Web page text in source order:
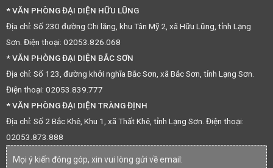
* VĂN PHÒNG ĐẠI DIỆN HỮU LŨNG
Địa chỉ: Số 230 đường Chi lăng, khu Tân Mỹ 2, xã Hữu Lũng, tỉnh Lạng
Sơn. Điện thoại: 02053.826.068
* VĂN PHÒNG ĐẠI DIỆN BẮC SƠN
Địa chỉ: Số 123, đường khởi nghĩa Bắc Sơn, xã Bắc Sơn, tỉnh Lạng Sơn.
Điện thoại: 02053.839.777
* VĂN PHÒNG ĐẠI DIỆN TRÀNG ĐỊNH
Địa chỉ: Số 2 Bắc Khê, Khu 1, xã Thất Khê, tỉnh Lạng Sơn. Điện thoại:
02053.873.888
Mọi ý kiến đóng góp, xin vui lòng gửi về email: